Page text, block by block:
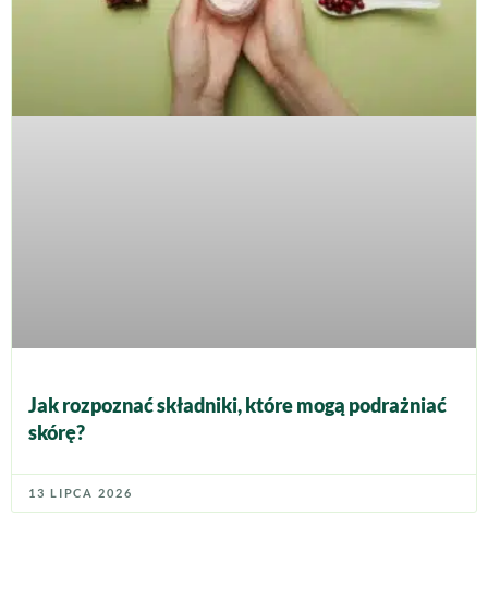
Jak rozpoznać składniki, które mogą podrażniać
skórę?
13 LIPCA 2026